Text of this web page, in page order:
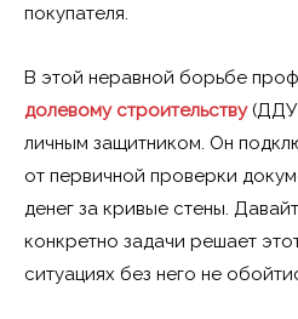
покупателя.
В этой неравной борьбе
долевому строительству(ДДУ)
личным защитником. Он
от первичной проверки
денег за кривые стены.
конкретно задачи решает
ситуациях без него не